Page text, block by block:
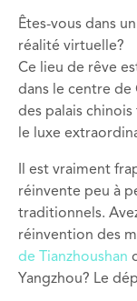
Êtes-vous dans
réalité virtuelle?
Ce lieu de rêve
dans le centre de
des palais chinois
le luxe
Il est vraiment
réinvente peu à
traditionnels.
réinvention des
de Tianzhoushan
Yangzhou? Le